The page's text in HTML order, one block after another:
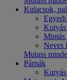
Kulacsok,
Mintás
Neves
Mutass
Párnák